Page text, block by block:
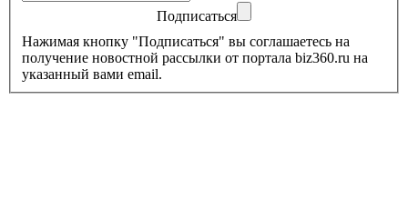
Подписаться
Нажимая кнопку "Подписаться" вы соглашаетесь на
получение новостной рассылки от портала biz360.ru на
указанный вами email.